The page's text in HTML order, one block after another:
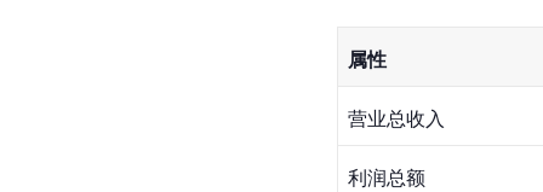
属性
营业总收入
利润总额